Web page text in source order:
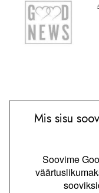
Mis sisu
Soovime